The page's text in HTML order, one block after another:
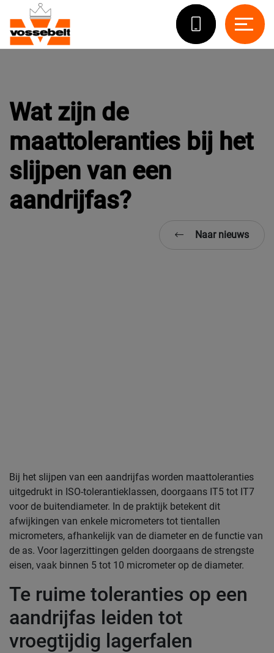
Wat zijn de
maattoleranties bij het
slijpen van een
aandrijfas?
Naar nieuws
Bij het slijpen van een aandrijfas worden maattoleranties
uitgedrukt in ISO-tolerantieklassen, doorgaans IT5 tot IT7
voor de buitendiameter. In de praktijk betekent dit
afwijkingen van enkele micrometers tot tientallen
micrometers, afhankelijk van de diameter en de functie van
de as. Voor lagerzittingen gelden doorgaans de strengste
eisen, vaak binnen 5 tot 10 micrometer op de diameter.
Te ruime toleranties op een
aandrijfas leiden tot
vroegtijdig lagerfalen